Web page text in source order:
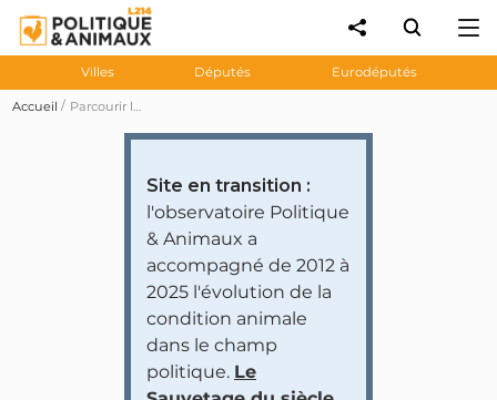
Villes Députés Eurodéputés
Accueil Parcourir les prises de position des personnalités et partis politiques
Site en transition :
l'observatoire Politique
& Animaux a
accompagné de 2012 à
2025 l'évolution de la
condition animale
dans le champ
politique. Le